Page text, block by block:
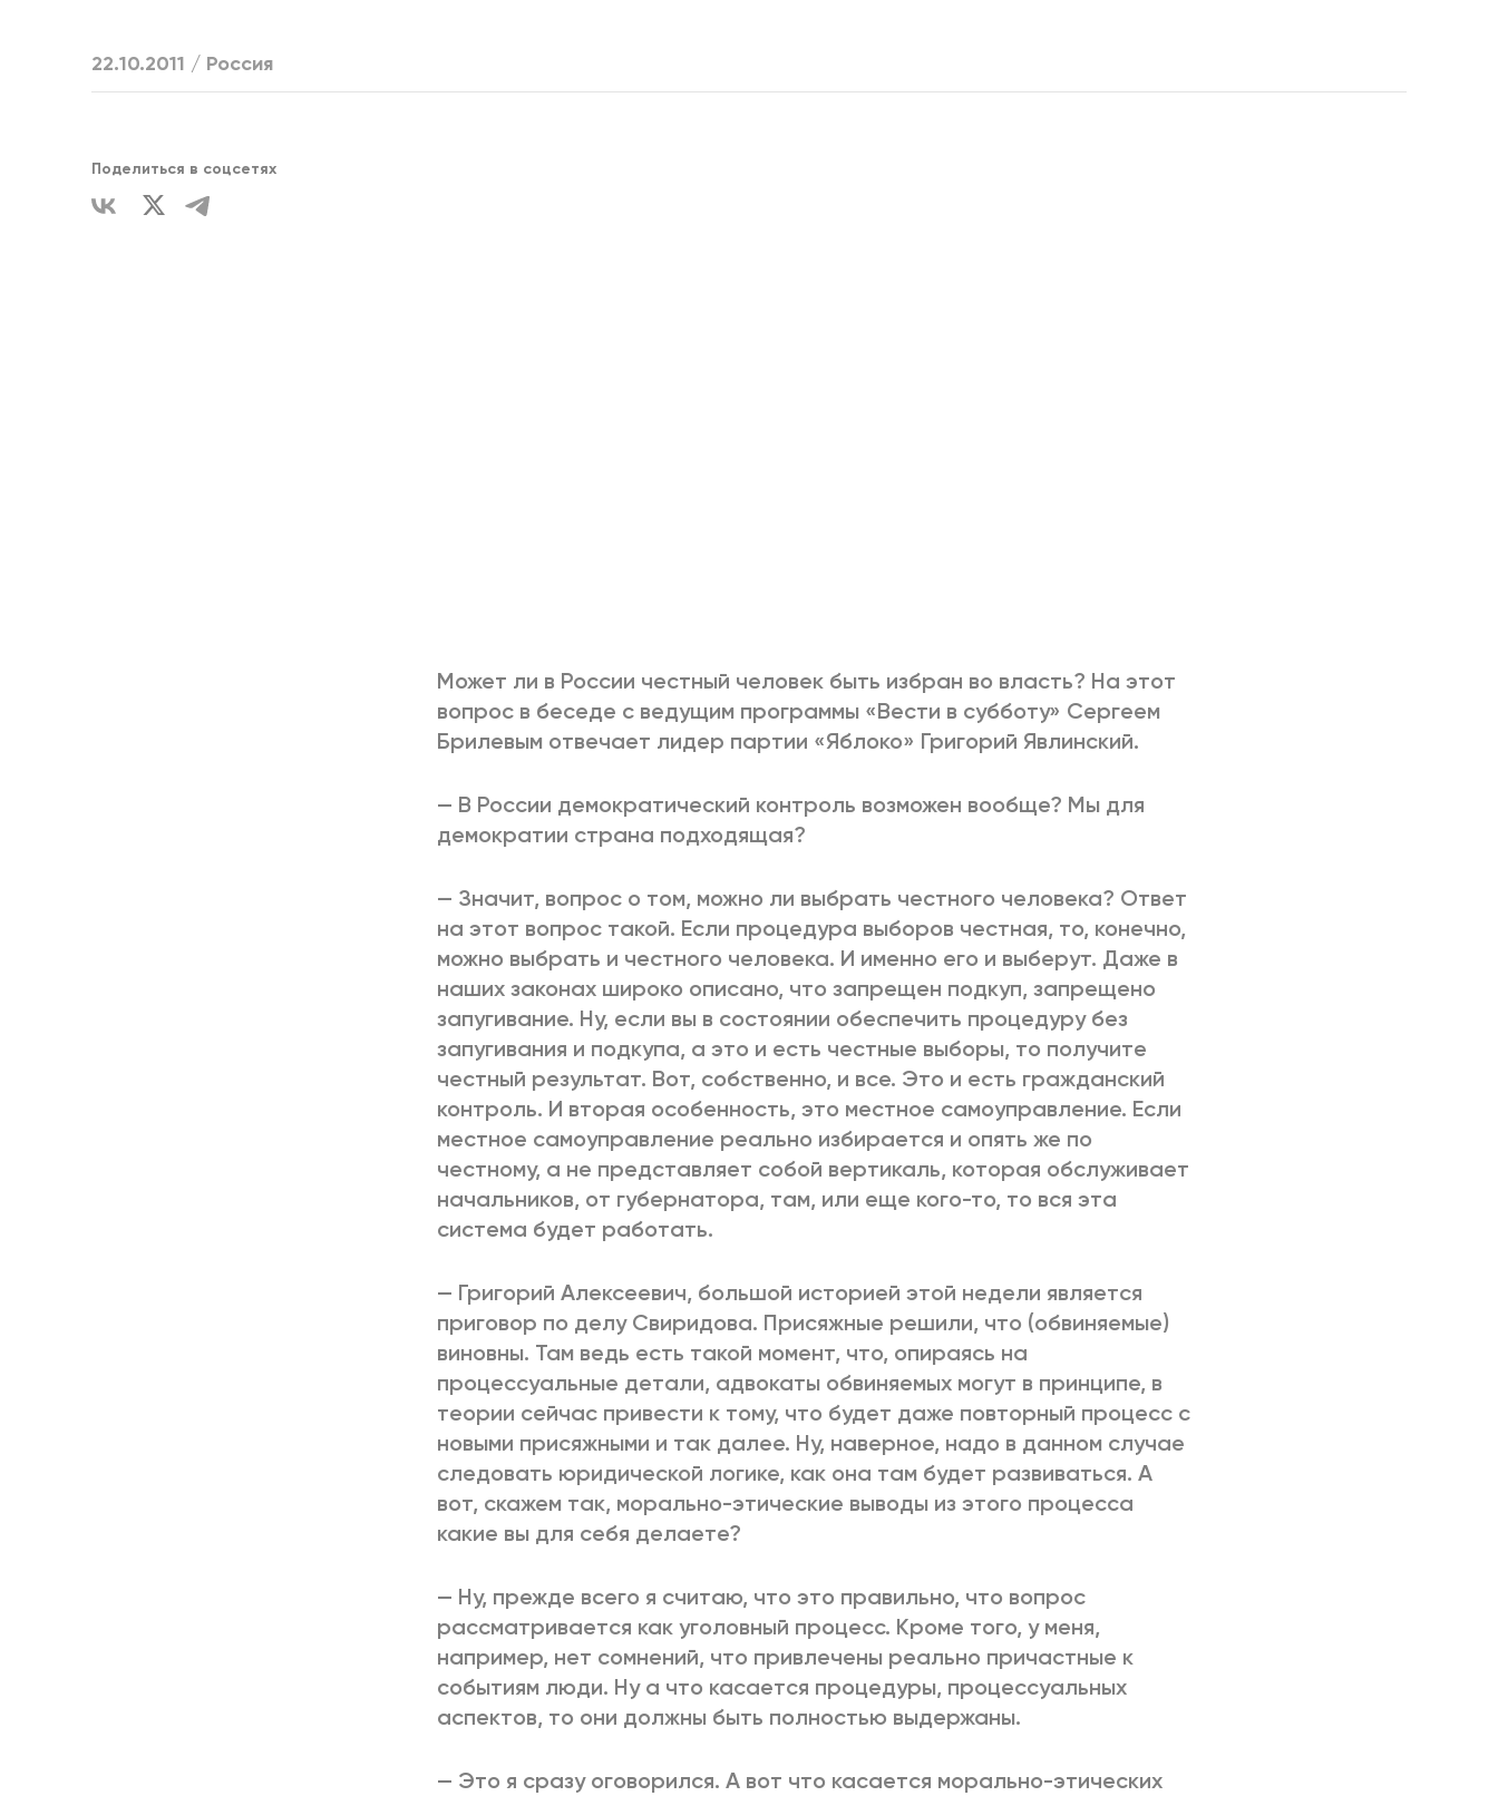
22.10.2011 / Россия
Поделиться в соцсетях
Может ли в России честный человек быть избран во власть? На этот
вопрос в беседе с ведущим программы «Вести в субботу» Сергеем
Брилевым отвечает лидер партии «Яблоко» Григорий Явлинский.
— В России демократический контроль возможен вообще? Мы для
демократии страна подходящая?
— Значит, вопрос о том, можно ли выбрать честного человека? Ответ
на этот вопрос такой. Если процедура выборов честная, то, конечно,
можно выбрать и честного человека. И именно его и выберут. Даже в
наших законах широко описано, что запрещен подкуп, запрещено
запугивание. Ну, если вы в состоянии обеспечить процедуру без
запугивания и подкупа, а это и есть честные выборы, то получите
честный результат. Вот, собственно, и все. Это и есть гражданский
контроль. И вторая особенность, это местное самоуправление. Если
местное самоуправление реально избирается и опять же по
честному, а не представляет собой вертикаль, которая обслуживает
начальников, от губернатора, там, или еще кого-то, то вся эта
система будет работать.
— Григорий Алексеевич, большой историей этой недели является
приговор по делу Свиридова. Присяжные решили, что (обвиняемые)
виновны. Там ведь есть такой момент, что, опираясь на
процессуальные детали, адвокаты обвиняемых могут в принципе, в
теории сейчас привести к тому, что будет даже повторный процесс с
новыми присяжными и так далее. Ну, наверное, надо в данном случае
следовать юридической логике, как она там будет развиваться. А
вот, скажем так, морально-этические выводы из этого процесса
какие вы для себя делаете?
— Ну, прежде всего я считаю, что это правильно, что вопрос
рассматривается как уголовный процесс. Кроме того, у меня,
например, нет сомнений, что привлечены реально причастные к
событиям люди. Ну а что касается процедуры, процессуальных
аспектов, то они должны быть полностью выдержаны.
— Это я сразу оговорился. А вот что касается морально-этических